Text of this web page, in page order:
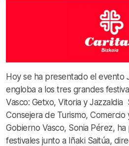
Hoy se ha presentado el evento
engloba a los tres grandes
Vasco: Getxo, Vitoria y Jazzaldia
Consejera de Turismo, Comercio
Gobierno Vasco, Sonia Pérez,
festivales junto a Iñaki Saitúa,